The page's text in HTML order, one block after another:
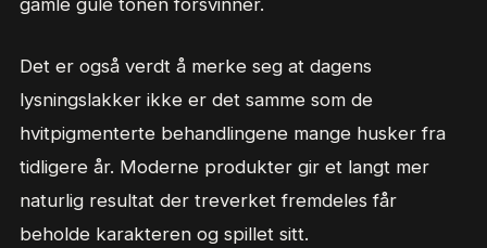
gamle gule tonen forsvinner.
Det er også verdt å merke seg at dagens
lysningslakker ikke er det samme som de
hvitpigmenterte behandlingene mange husker fra
tidligere år. Moderne produkter gir et langt mer
naturlig resultat der treverket fremdeles får
beholde karakteren og spillet sitt.